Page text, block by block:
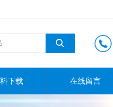
下载 在线留言